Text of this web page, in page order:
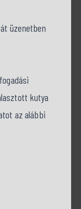
üzenetben
kutya
az alábbi